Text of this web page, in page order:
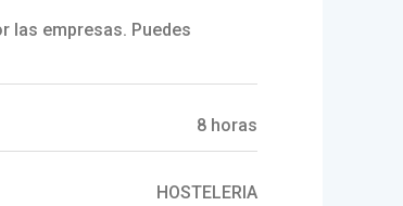
las empresas. Puedes
8 horas
HOSTELERIA